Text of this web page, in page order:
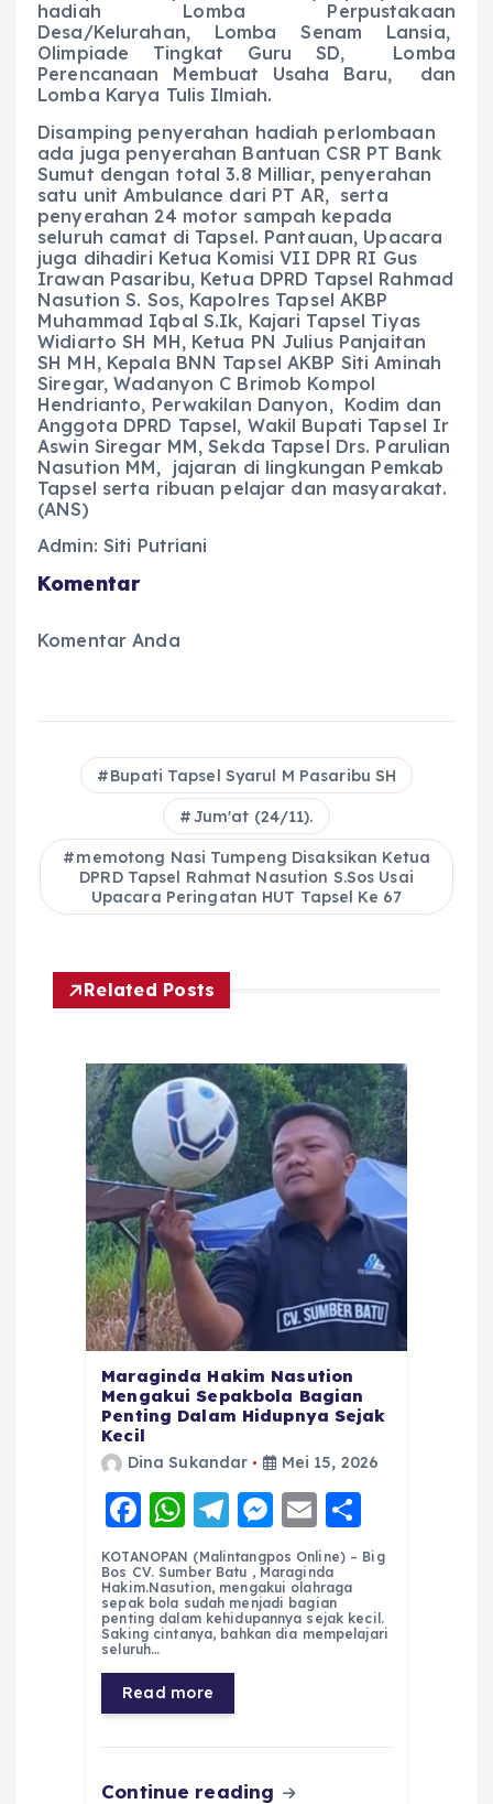
hadiah Lomba Perpustakaan
Desa/Kelurahan, Lomba Senam Lansia,
Olimpiade Tingkat Guru SD, Lomba
Perencanaan Membuat Usaha Baru, dan
Lomba Karya Tulis Ilmiah.
Disamping penyerahan hadiah perlombaan
ada juga penyerahan Bantuan CSR PT Bank
Sumut dengan total 3.8 Milliar, penyerahan
satu unit Ambulance dari PT AR, serta
penyerahan 24 motor sampah kepada
seluruh camat di Tapsel. Pantauan, Upacara
juga dihadiri Ketua Komisi VII DPR RI Gus
Irawan Pasaribu, Ketua DPRD Tapsel Rahmad
Nasution S. Sos, Kapolres Tapsel AKBP
Muhammad Iqbal S.Ik, Kajari Tapsel Tiyas
Widiarto SH MH, Ketua PN Julius Panjaitan
SH MH, Kepala BNN Tapsel AKBP Siti Aminah
Siregar, Wadanyon C Brimob Kompol
Hendrianto, Perwakilan Danyon, Kodim dan
Anggota DPRD Tapsel, Wakil Bupati Tapsel Ir
Aswin Siregar MM, Sekda Tapsel Drs. Parulian
Nasution MM, jajaran di lingkungan Pemkab
Tapsel serta ribuan pelajar dan masyarakat.
(ANS)
Admin: Siti Putriani
Komentar
Komentar Anda
Bupati Tapsel Syarul M Pasaribu SH
Jum'at (24/11).
memotong Nasi Tumpeng Disaksikan Ketua
DPRD Tapsel Rahmat Nasution S.Sos Usai
Upacara Peringatan HUT Tapsel Ke 67
Related Posts
Maraginda Hakim Nasution
Mengakui Sepakbola Bagian
Penting Dalam Hidupnya Sejak
Kecil
Dina Sukandar Mei 15, 2026
F
a
c
e
b
o
o
k
W
h
a
ts
A
p
p
T
el
e
g
r
a
m
M
e
ss
e
n
E
m
ai
l
h
a
re
KOTANOPAN (Malintangpos Online) – Big
Bos CV. Sumber Batu , Maraginda
Hakim.Nasution, mengakui olahraga
sepak bola sudah menjadi bagian
penting dalam kehidupannya sejak kecil.
Saking cintanya, bahkan dia mempelajari
seluruh…
Read more
Continue reading